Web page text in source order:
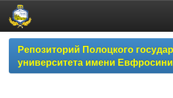
Skip
navigationРепозиторий Полоцкого
университета имени